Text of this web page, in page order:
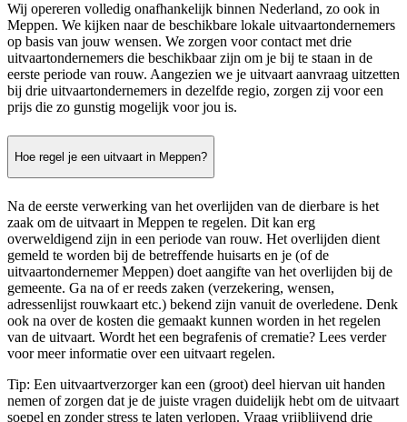
Wij opereren volledig onafhankelijk binnen Nederland, zo ook in
Meppen. We kijken naar de beschikbare lokale uitvaartondernemers
op basis van jouw wensen. We zorgen voor contact met drie
uitvaartondernemers die beschikbaar zijn om je bij te staan in de
eerste periode van rouw. Aangezien we je uitvaart aanvraag uitzetten
bij drie uitvaartondernemers in dezelfde regio, zorgen zij voor een
prijs die zo gunstig mogelijk voor jou is.
Hoe regel je een uitvaart in Meppen?
Na de eerste verwerking van het overlijden van de dierbare is het
zaak om de uitvaart in Meppen te regelen. Dit kan erg
overweldigend zijn in een periode van rouw. Het overlijden dient
gemeld te worden bij de betreffende huisarts en je (of de
uitvaartondernemer Meppen) doet aangifte van het overlijden bij de
gemeente. Ga na of er reeds zaken (verzekering, wensen,
adressenlijst rouwkaart etc.) bekend zijn vanuit de overledene. Denk
ook na over de kosten die gemaakt kunnen worden in het regelen
van de uitvaart. Wordt het een begrafenis of crematie? Lees verder
voor meer informatie over een uitvaart regelen.
Tip: Een uitvaartverzorger kan een (groot) deel hiervan uit handen
nemen of zorgen dat je de juiste vragen duidelijk hebt om de uitvaart
soepel en zonder stress te laten verlopen. Vraag vrijblijvend drie